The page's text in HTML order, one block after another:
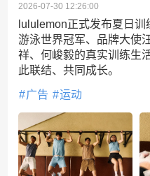
2026-07-30 12:26:00
lululemon正式发布夏日
游泳世界冠军、品牌大使
祥、何峻毅的真实训练生
此联结、共同成长。
广告 运动